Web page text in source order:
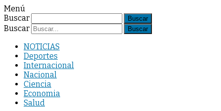
Menú
Buscar
Buscar
NOTICIAS
Deportes
Internacional
Nacional
Ciencia
Economia
Salud